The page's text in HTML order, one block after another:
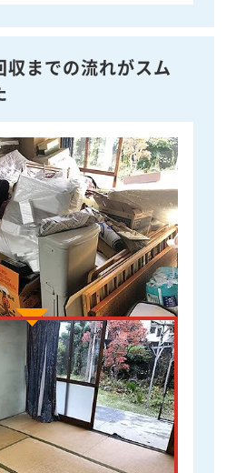
収までの流れがスム